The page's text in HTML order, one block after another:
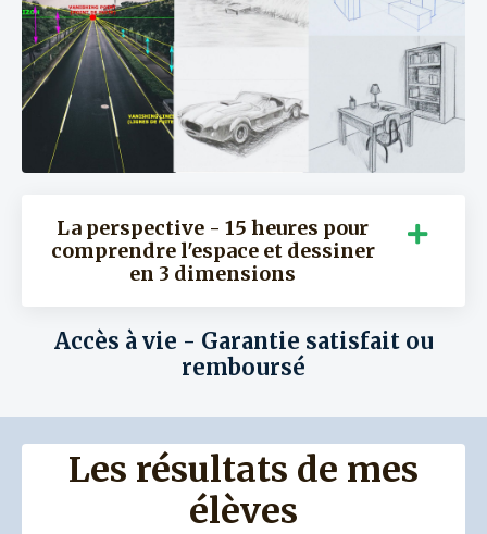
La perspective - 15 heures pour
comprendre l'espace et dessiner
en 3 dimensions
Accès à vie - Garantie satisfait ou
remboursé
Les résultats de mes
élèves